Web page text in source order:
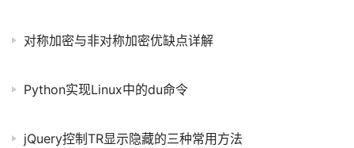
对称加密与非对称加密优缺点详解
Python实现Linux中的du命令
jQuery控制TR显示隐藏的三种常用方法